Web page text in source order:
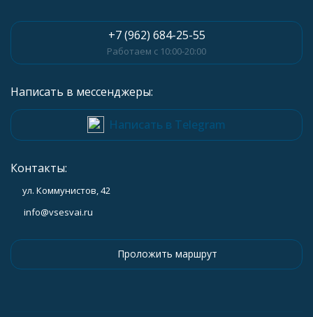
+7 (962) 684-25-55
Работаем с 10:00-20:00
Написать в мессенджеры:
Написать в Telegram
Контакты:
ул. Коммунистов, 42
info@vsesvai.ru
Проложить маршрут